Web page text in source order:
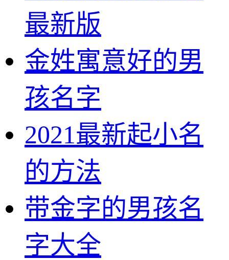
最新版
金姓寓意好的男
孩名字
2021最新起小名
的方法
带金字的男孩名
字大全